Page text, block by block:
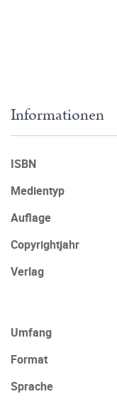
Informationen
ISBN
Medientyp
Auflage
Copyrightjahr
Verlag
Umfang
Format
Sprache